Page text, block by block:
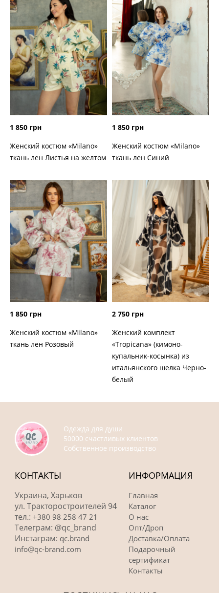
1 850 грн
Женский костюм «Milano»
ткань лен Листья на желтом
1 850 грн
Женский костюм «Milano»
ткань лен Синий
1 850 грн
Женский костюм «Milano»
ткань лен Розовый
2 750 грн
Женский комплект
«Tropicana» (кимоно-
купальник-косынка) из
итальянского шелка Черно-
белый
Одежда для души
50000 счастливых клиентов
Собственное производство
КОНТАКТЫ
Украина, Харьков
ул. Тракторостроителей 94
тел.: +380 98 258 47 21
Телеграм: @qc_brand
Инстаграм: qc.brand
info@qc-brand.com
ИНФОРМАЦИЯ
Главная
Каталог
О нас
Опт/Дроп
Доставка/Оплата
Подарочный
сертификат
Контакты